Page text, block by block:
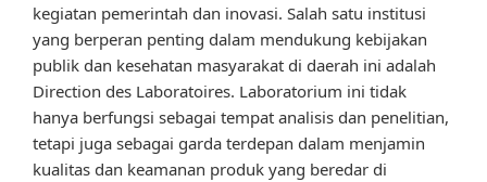
kegiatan pemerintah dan inovasi. Salah satu institusi
yang berperan penting dalam mendukung kebijakan
publik dan kesehatan masyarakat di daerah ini adalah
Direction des Laboratoires. Laboratorium ini tidak
hanya berfungsi sebagai tempat analisis dan penelitian,
tetapi juga sebagai garda terdepan dalam menjamin
kualitas dan keamanan produk yang beredar di